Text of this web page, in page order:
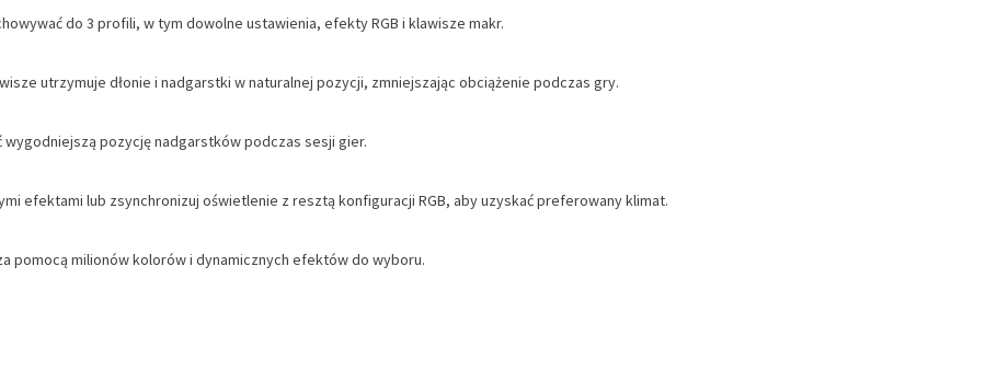
do 3 profili, w tym dowolne ustawienia, efekty RGB i klawisze makr.
utrzymuje dłonie i nadgarstki w naturalnej pozycji, zmniejszając obciążenie podczas gry.
wygodniejszą pozycję nadgarstków podczas sesji gier.
efektami lub zsynchronizuj oświetlenie z resztą konfiguracji RGB, aby uzyskać preferowany klimat.
pomocą milionów kolorów i dynamicznych efektów do wyboru.